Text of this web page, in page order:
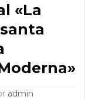
«La
admin